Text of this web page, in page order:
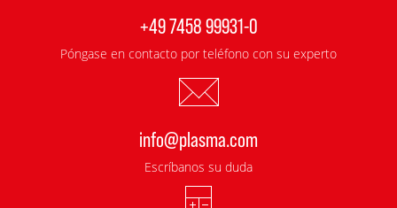
+49 7458 99931-0
Póngase en contacto por teléfono con su experto
info@plasma.com
Escríbanos su duda